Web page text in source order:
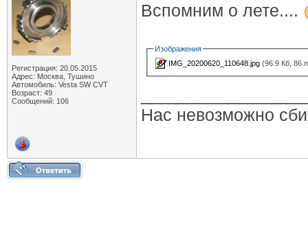
Регистрация: 20.05.2015
Адрес: Москва, Тушино
Автомобиль: Vesta SW CVT
Возраст: 49
Сообщений: 106
Вспомним о лете....
Изображения
IMG_20200620_110648.jpg (96.9 Кб, 86
Нас невозможно